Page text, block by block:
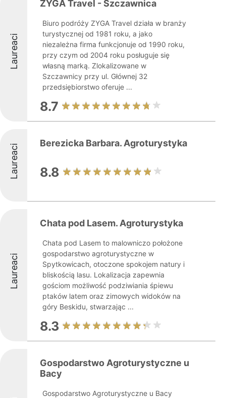
Laureaci
ZYGA Travel - Szczawnica
Biuro podróży ZYGA Travel działa w branży
turystycznej od 1981 roku, a jako
niezależna firma funkcjonuje od 1990 roku,
przy czym od 2004 roku posługuje się
własną marką. Zlokalizowane w
Szczawnicy przy ul. Głównej 32
przedsiębiorstwo oferuje ...
8.7
Laureaci Berezicka Barbara. Agroturystyka
8.8
Laureaci
Chata pod Lasem. Agroturystyka
Chata pod Lasem to malowniczo położone
gospodarstwo agroturystyczne w
Spytkowicach, otoczone spokojem natury i
bliskością lasu. Lokalizacja zapewnia
gościom możliwość podziwiania śpiewu
ptaków latem oraz zimowych widoków na
góry Beskidu, stwarzając ...
8.3
Gospodarstwo Agroturystyczne u
Bacy
Gospodarstwo Agroturystyczne u Bacy